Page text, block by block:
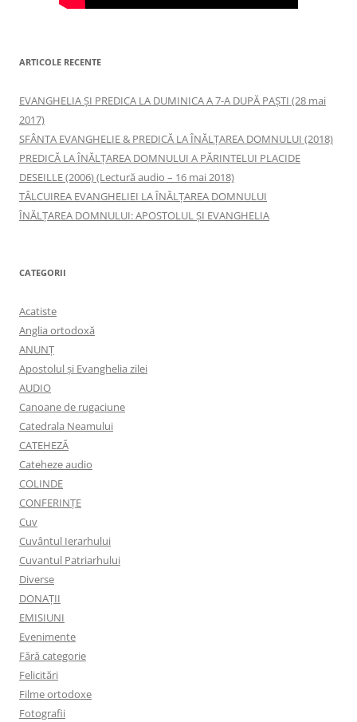
ARTICOLE RECENTE
EVANGHELIA ȘI PREDICA LA DUMINICA A 7-A DUPĂ PAȘTI (28 mai
2017)
SFÂNTA EVANGHELIE & PREDICĂ LA ÎNĂLŢAREA DOMNULUI (2018)
PREDICĂ LA ÎNĂLŢAREA DOMNULUI A PĂRINTELUI PLACIDE
DESEILLE (2006) (Lectură audio – 16 mai 2018)
TÂLCUIREA EVANGHELIEI LA ÎNĂLŢAREA DOMNULUI
ÎNĂLŢAREA DOMNULUI: APOSTOLUL ȘI EVANGHELIA
CATEGORII
Acatiste
Anglia ortodoxă
ANUNŢ
Apostolul şi Evanghelia zilei
AUDIO
Canoane de rugaciune
Catedrala Neamului
CATEHEZĂ
Cateheze audio
COLINDE
CONFERINȚE
Cuv
Cuvântul Ierarhului
Cuvantul Patriarhului
Diverse
DONAȚII
EMISIUNI
Evenimente
Fără categorie
Felicitări
Filme ortodoxe
Fotografii